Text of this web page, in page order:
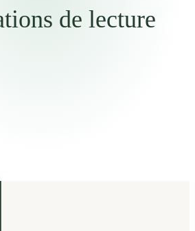
de lecture